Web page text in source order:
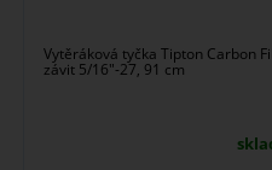
Vytěráková tyčka Tipton Carbon
závit 5/16″-27, 91 cm